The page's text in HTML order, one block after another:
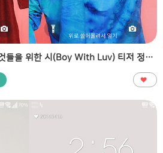
아이폰X 방탄소년단 작은 것들을 위한 시(Boy With Luv) 티저 정국 지민 뷔 RM 폰 배경화면 & 잠금화면 20장